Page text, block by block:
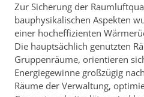
Zur Sicherung der
bauphysikalischen Aspekten
einer hocheffizienten
Die hauptsächlich genutzten
Gruppenräume, orientieren
Energiegewinne großzügig
Räume der Verwaltung,